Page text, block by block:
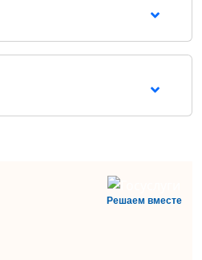
Решаем вместе